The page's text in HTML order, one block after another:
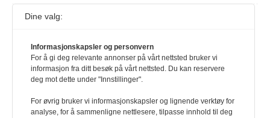
117,8 millioner er på flukt, en nedgang fra forrige
1. august 2026
Ville ha tilsvart verdens trettende største land i folketall. For å lese
denne må du ha abonnement Logg inn her Ny abonnent? Velg
også egne abonnementer for biblioteker og bedrifter.
Redaksjonen
Dine valg:
Informasjonskapsler og personvern
For å gi deg relevante annonser på vårt nettsted bruker vi
informasjon fra ditt besøk på vårt nettsted. Du kan reservere
deg mot dette under "Innstillinger".
For øvrig bruker vi informasjonskapsler og lignende verktøy for
analyse, for å sammenligne nettlesere, tilpasse innhold til deg